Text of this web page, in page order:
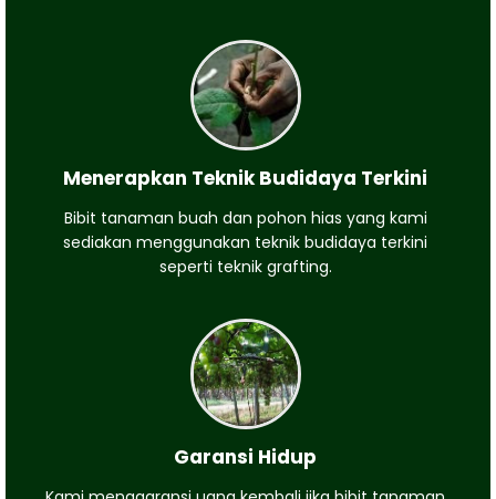
Menerapkan Teknik Budidaya Terkini
Bibit tanaman buah dan pohon hias yang kami
sediakan menggunakan teknik budidaya terkini
seperti teknik grafting.
Garansi Hidup